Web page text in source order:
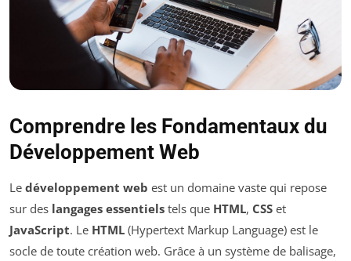
Comprendre les Fondamentaux du
Développement Web
Le développement web est un domaine vaste qui repose
sur des langages essentiels tels que HTML, CSS et
JavaScript. Le HTML (Hypertext Markup Language) est le
socle de toute création web. Grâce à un système de balisage,